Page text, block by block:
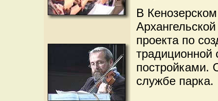
В
проекта по
традиционной
постройками.
службе парка.